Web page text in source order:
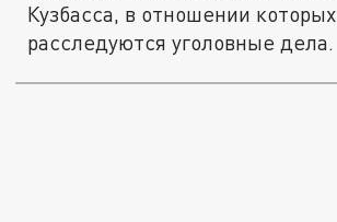
Кузбасса, в отношении которых
расследуются уголовные дела.